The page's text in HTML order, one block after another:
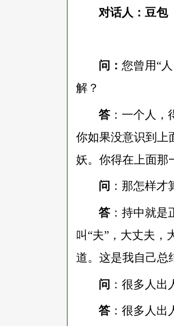
对话人：豆包
问：您曾用“
解？
答 ：一个人，
你如果没意识到上
妖。你得在上面那
问 ：那怎样才
答 ：持中就
叫 “夫”，大丈夫，
道。这是我自己总
问 ：很多人出
答 ：很多人